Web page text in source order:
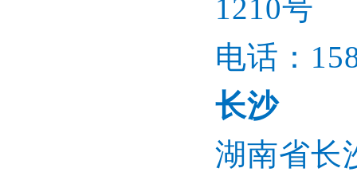
1210号
电话：
长沙
湖南省长